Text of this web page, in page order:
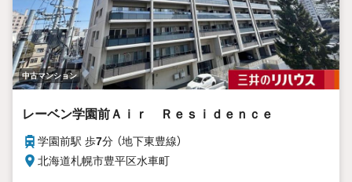
中古マンション
レーベン学園前Ａｉｒ Ｒｅｓｉｄｅｎｃｅ
学園前駅 歩7分 （地下東豊線）
北海道札幌市豊平区水車町